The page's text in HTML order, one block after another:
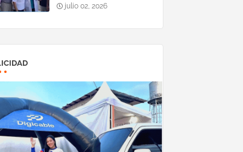
plan de refacción de su
julio 02, 2026